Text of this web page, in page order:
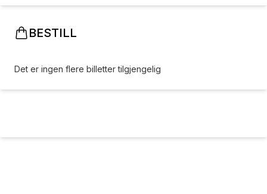
BESTILL
Det er ingen flere billetter tilgjengelig